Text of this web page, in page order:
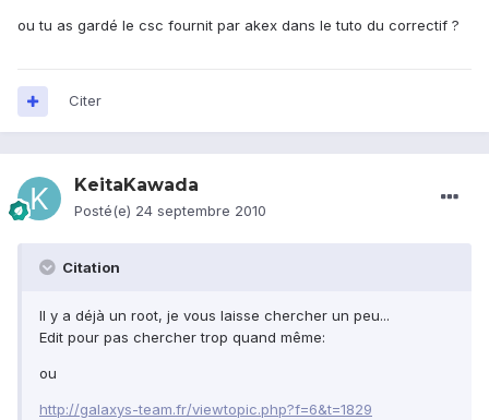
ou tu as gardé le csc fournit par akex dans le tuto du correctif ?
Citer
KeitaKawada
Posté(e) 24 septembre 2010
Citation
Il y a déjà un root, je vous laisse chercher un peu...
Edit pour pas chercher trop quand même:
ou
http://galaxys-team.fr/viewtopic.php?f=6&t=1829